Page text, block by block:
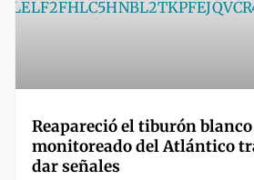
Reapareció el tiburón
monitoreado del Atlántico
dar señales